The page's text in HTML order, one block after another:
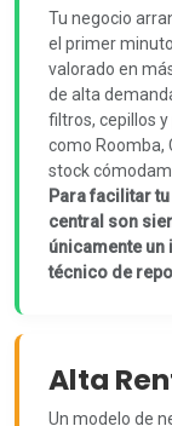
Tu negocio
el primer
valorado en
de alta
filtros, cepillos
como Roomba,
stock
Para facilitar
central son
únicamente
técnico de
Alta
Un modelo de